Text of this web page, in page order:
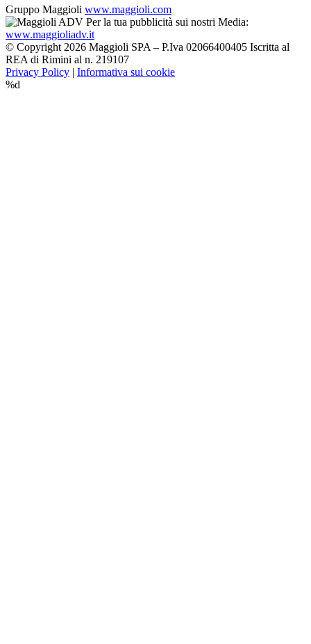
Gruppo Maggioli www.maggioli.com
Per la tua pubblicità sui nostri Media:
www.maggioliadv.it
© Copyright 2026 Maggioli SPA – P.Iva 02066400405 Iscritta al
REA di Rimini al n. 219107
Privacy Policy | Informativa sui cookie
%d